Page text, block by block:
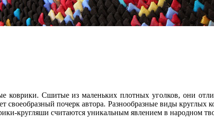
коврики. Сшитые из маленьких плотных уголков, они
почерк автора. Разнообразные виды круглых
кругляши считаются уникальным явлением в народном